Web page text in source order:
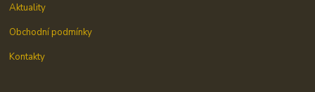
Aktuality
Obchodní podmínky
Kontakty